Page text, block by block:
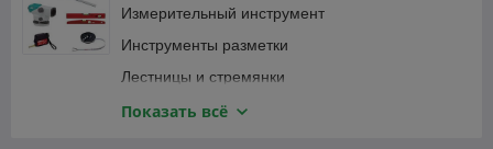
Спецодежда
Измерительный инструмент
Инструменты разметки
Лестницы и стремянки
Зажимы
Показать всё